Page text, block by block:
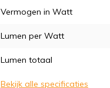
Vermogen in Watt
Lumen per Watt
Lumen totaal
Bekijk alle specificaties